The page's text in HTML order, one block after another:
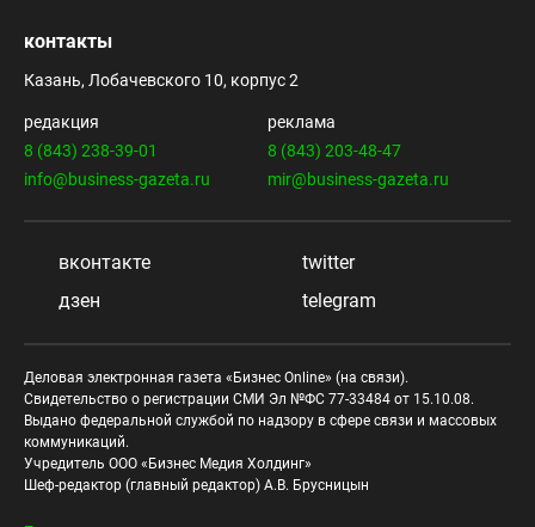
контакты
Казань, Лобачевского 10, корпус 2
редакция
8 (843) 238-39-01
info@business-gazeta.ru
реклама
8 (843) 203-48-47
mir@business-gazeta.ru
вконтакте
twitter
дзен
telegram
Деловая электронная газета «Бизнес Online» (на связи).
Свидетельство о регистрации СМИ Эл №ФС 77-33484 от 15.10.08.
Выдано федеральной службой по надзору в сфере связи и массовых
коммуникаций.
Учредитель ООО «Бизнес Медия Холдинг»
Шеф-редактор (главный редактор) А.В. Брусницын